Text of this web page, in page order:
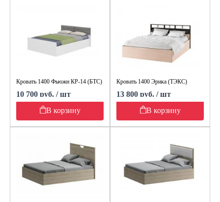
Кровать 1400 Фьюжн КР-14 (БТС)
10 700 руб. / шт
В корзину
Кровать 1400 Эрика (ТЭКС)
13 800 руб. / шт
В корзину